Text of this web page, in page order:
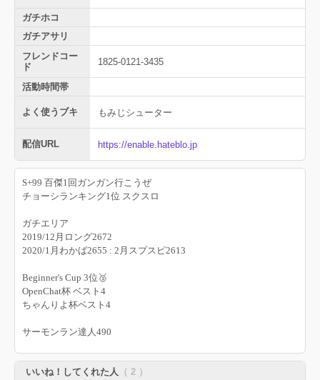
ガチホコ
ガチアサリ
フレンドコー
ド
1825-0121-3435
活動時間帯
よく使うブキ もみじシューター
配信URL https://enable.hateblo.jp
S+99 百傑1回ガンガン行こうぜ
チョーシランキング1位 スクスロ
ガチエリア
2019/12月ロング2672
2020/1月わかば2655 : 2 月 スプスピ2613
Beginner's Cup 3位🥉
OpenChat杯 ベスト4
ちゃんりよ杯ベスト4
サーモンラン達人490
いいね！してくれた人 （ 2 ）